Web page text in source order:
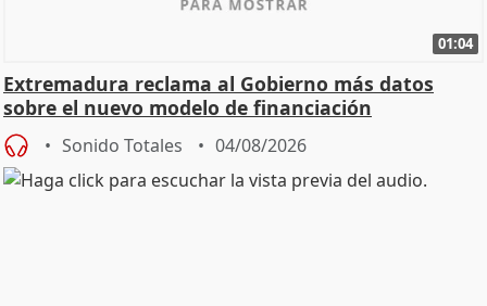
01:04
Extremadura reclama al Gobierno más datos
sobre el nuevo modelo de financiación
Sonido Totales 04/08/2026